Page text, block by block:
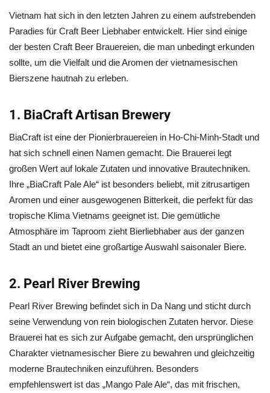
Vietnam hat sich in den letzten Jahren zu einem aufstrebenden
Paradies für Craft Beer Liebhaber entwickelt. Hier sind einige
der besten Craft Beer Brauereien, die man unbedingt erkunden
sollte, um die Vielfalt und die Aromen der vietnamesischen
Bierszene hautnah zu erleben.
1. BiaCraft Artisan Brewery
BiaCraft ist eine der Pionierbrauereien in Ho-Chi-Minh-Stadt und
hat sich schnell einen Namen gemacht. Die Brauerei legt
großen Wert auf lokale Zutaten und innovative Brautechniken.
Ihre „BiaCraft Pale Ale“ ist besonders beliebt, mit zitrusartigen
Aromen und einer ausgewogenen Bitterkeit, die perfekt für das
tropische Klima Vietnams geeignet ist. Die gemütliche
Atmosphäre im Taproom zieht Bierliebhaber aus der ganzen
Stadt an und bietet eine großartige Auswahl saisonaler Biere.
2. Pearl River Brewing
Pearl River Brewing befindet sich in Da Nang und sticht durch
seine Verwendung von rein biologischen Zutaten hervor. Diese
Brauerei hat es sich zur Aufgabe gemacht, den ursprünglichen
Charakter vietnamesischer Biere zu bewahren und gleichzeitig
moderne Brautechniken einzuführen. Besonders
empfehlenswert ist das „Mango Pale Ale“, das mit frischen,